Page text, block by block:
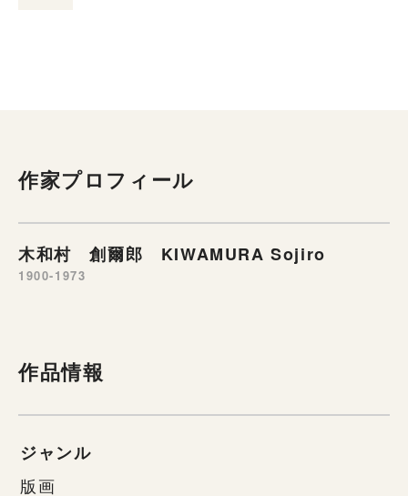
作家プロフィール
木和村 創爾郎 KIWAMURA Sojiro
1900-1973
作品情報
ジャンル
版画